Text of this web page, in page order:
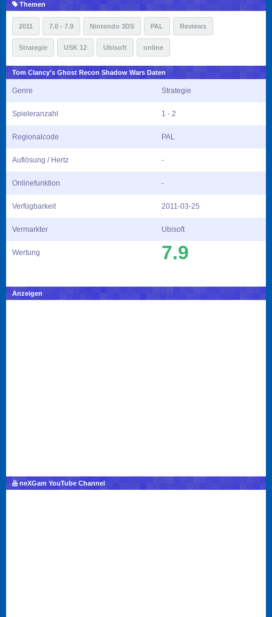
Themen
2011 7.0 - 7.9 Nintendo 3DS PAL Reviews
Strategie USK 12 Ubisoft online
Tom Clancy's Ghost Recon Shadow Wars Daten
Genre Strategie
Spieleranzahl 1 - 2
Regionalcode PAL
Auflösung / Hertz -
Onlinefunktion -
Verfügbarkeit 2011-03-25
Vermarkter Ubisoft
Wertung 7.9
Anzeigen
neXGam YouTube Channel